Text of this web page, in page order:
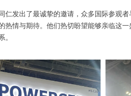
仁发出了最诚挚的邀请，众多国际参观
热情与期待。他们热切盼望能够亲临这
。